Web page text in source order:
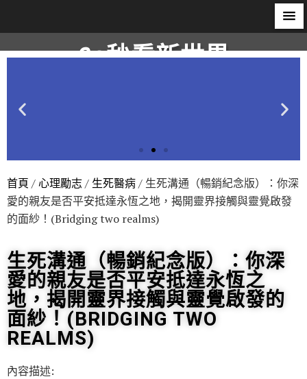
60秒看新世界
首頁 /心理勵志/ 生死醫病/ 生死溝通（暢銷紀念版）：你深
愛的親友是否平安抵達永恆之地，揭開靈界接觸與靈覺啟發
的面紗！(Bridging two realms)
生死溝通（暢銷紀念版）：你深
愛的親友是否平安抵達永恆之
地，揭開靈界接觸與靈覺啟發的
面紗！(BRIDGING TWO
REALMS)
內容描述: